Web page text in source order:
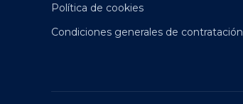
Política de cookies
Condiciones generales de contratación